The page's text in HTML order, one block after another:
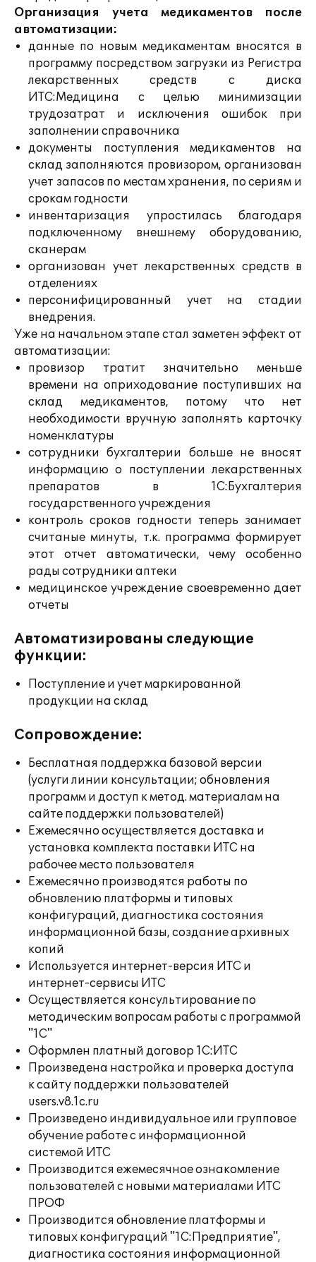
Организация учета медикаментов после
автоматизации:
данные по новым медикаментам вносятся в
программу посредством загрузки из Регистра
лекарственных средств с диска
ИТС:Медицина с целью минимизации
трудозатрат и исключения ошибок при
заполнении справочника
документы поступления медикаментов на
склад заполняются провизором, организован
учет запасов по местам хранения, по сериям и
срокам годности
инвентаризация упростилась благодаря
подключенному внешнему оборудованию,
сканерам
организован учет лекарственных средств в
отделениях
персонифицированный учет на стадии
внедрения.
Уже на начальном этапе стал заметен эффект от
автоматизации:
провизор тратит значительно меньше
времени на оприходование поступивших на
склад медикаментов, потому что нет
необходимости вручную заполнять карточку
номенклатуры
сотрудники бухгалтерии больше не вносят
информацию о поступлении лекарственных
препаратов в 1С:Бухгалтерия
государственного учреждения
контроль сроков годности теперь занимает
считаные минуты, т.к. программа формирует
этот отчет автоматически, чему особенно
рады сотрудники аптеки
медицинское учреждение своевременно дает
отчеты
Автоматизированы следующие
функции:
Поступление и учет маркированной
продукции на склад
Сопровождение:
Бесплатная поддержка базовой версии
(услуги линии консультации; обновления
программ и доступ к метод. материалам на
сайте поддержки пользователей)
Ежемесячно осуществляется доставка и
установка комплекта поставки ИТС на
рабочее место пользователя
Ежемесячно производятся работы по
обновлению платформы и типовых
конфигураций, диагностика состояния
информационной базы, создание архивных
копий
Используется интернет-версия ИТС и
интернет-сервисы ИТС
Осуществляется консультирование по
методическим вопросам работы с программой
"1С"
Оформлен платный договор 1С:ИТС
Произведена настройка и проверка доступа
к сайту поддержки пользователей
users.v8.1c.ru
Произведено индивидуальное или групповое
обучение работе с информационной
системой ИТС
Производится ежемесячное ознакомление
пользователей с новыми материалами ИТС
ПРОФ
Производится обновление платформы и
типовых конфигураций "1С:Предприятие",
диагностика состояния информационной